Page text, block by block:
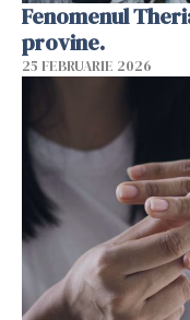
Fenomenul
provine.
25 FEBRUARIE 2026